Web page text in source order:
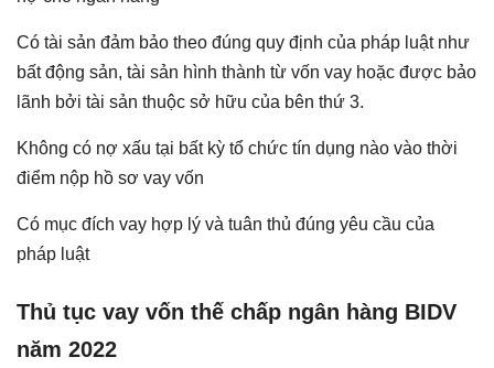
Có tài sản đảm bảo theo đúng quy định của pháp luật như
bất động sản, tài sản hình thành từ vốn vay hoặc được bảo
lãnh bởi tài sản thuộc sở hữu của bên thứ 3.
Không có nợ xấu tại bất kỳ tổ chức tín dụng nào vào thời
điểm nộp hồ sơ vay vốn
Có mục đích vay hợp lý và tuân thủ đúng yêu cầu của
pháp luật
Thủ tục vay vốn thế chấp ngân hàng BIDV
năm 2022